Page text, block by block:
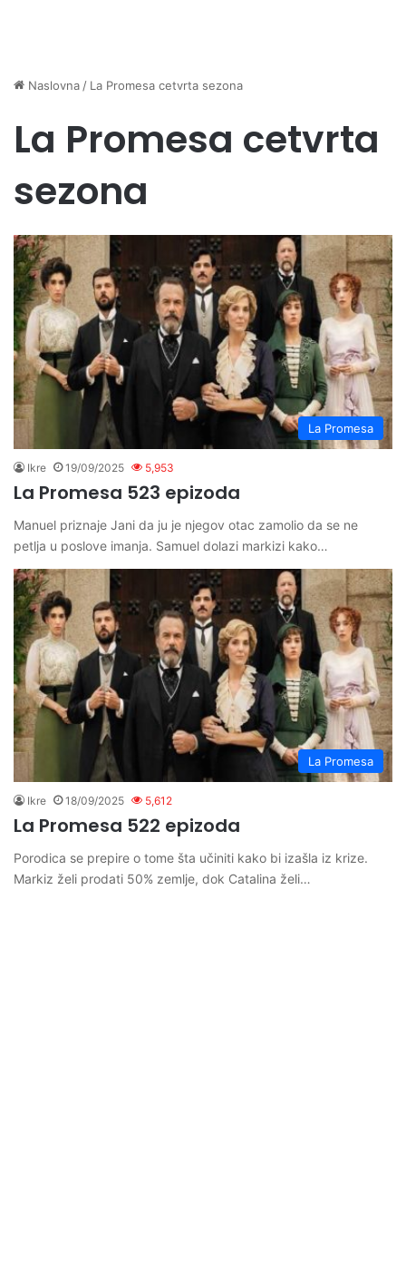
Naslovna / La Promesa cetvrta sezona
La Promesa cetvrta
sezona
La Promesa
Ikre 19/09/2025 5,953
La Promesa 523 epizoda
Manuel priznaje Jani da ju je njegov otac zamolio da se ne
petlja u poslove imanja. Samuel dolazi markizi kako…
La Promesa
Ikre 18/09/2025 5,612
La Promesa 522 epizoda
Porodica se prepire o tome šta učiniti kako bi izašla iz krize.
Markiz želi prodati 50% zemlje, dok Catalina želi…